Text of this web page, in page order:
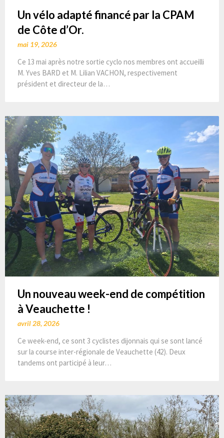
Un vélo adapté financé par la CPAM
de Côte d’Or.
mai 19, 2026
Ce 13 mai après notre sortie cyclo nos membres ont accueilli
M. Yves BARD et M. Lilian VACHON, respectivement
président et directeur de la…
Un nouveau week-end de compétition
à Veauchette !
avril 28, 2026
Ce week-end, ce sont 3 cyclistes dijonnais qui se sont lancé
sur la course inter-régionale de Veauchette (42). Deux
tandems ont participé à leur…